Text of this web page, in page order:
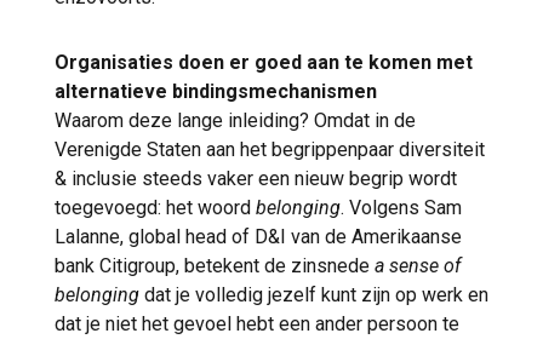
Organisaties doen er goed aan te komen met
alternatieve bindingsmechanismen
Waarom deze lange inleiding? Omdat in de
Verenigde Staten aan het begrippenpaar diversiteit
& inclusie steeds vaker een nieuw begrip wordt
toegevoegd: het woord belonging. Volgens Sam
Lalanne, global head of D&I van de Amerikaanse
bank Citigroup, betekent de zinsnede a sense of
belonging dat je volledig jezelf kunt zijn op werk en
dat je niet het gevoel hebt een ander persoon te